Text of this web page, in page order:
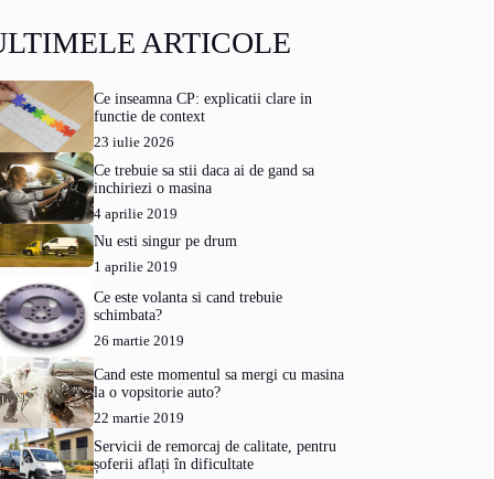
ARTICOLE
Ce inseamna CP: explicatii clare in
functie de context
23 iulie 2026
Ce trebuie sa stii daca ai de gand sa
inchiriezi o masina
4 aprilie 2019
Nu esti singur pe drum
1 aprilie 2019
Ce este volanta si cand trebuie
schimbata?
26 martie 2019
Cand este momentul sa mergi cu masina
la o vopsitorie auto?
22 martie 2019
Servicii de remorcaj de calitate, pentru
șoferii aflați în dificultate